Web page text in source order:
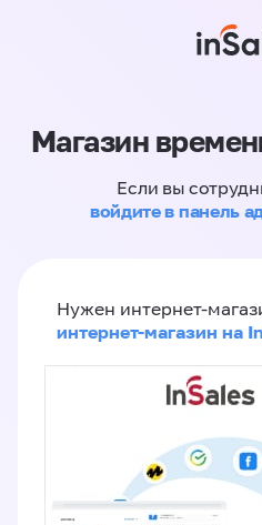
Магазин
Если вы
войдите в панель
Нужен интернет-
интернет-магазин на